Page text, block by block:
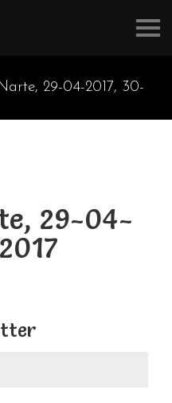
29-04-2017, 30-
29-04-